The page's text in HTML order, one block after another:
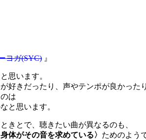
ヨガ(SYC) 』
思います。
好きだったり、声やテンポが良かったり
は
と思います。
きとで、聴きたい曲が異なるのも、
体がその音を求めている〉 ためのよう